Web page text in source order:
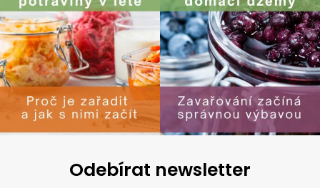
Odebírat newsletter